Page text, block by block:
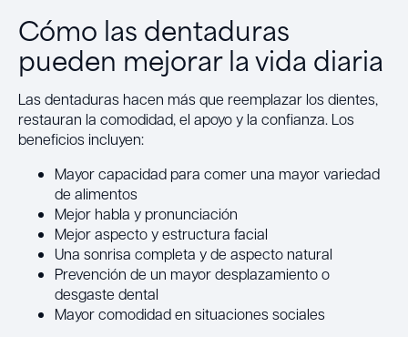
Cómo las dentaduras
pueden mejorar la vida diaria
Las dentaduras hacen más que reemplazar los dientes,
restauran la comodidad, el apoyo y la confianza. Los
beneficios incluyen:
Mayor capacidad para comer una mayor variedad
de alimentos
Mejor habla y pronunciación
Mejor aspecto y estructura facial
Una sonrisa completa y de aspecto natural
Prevención de un mayor desplazamiento o
desgaste dental
Mayor comodidad en situaciones sociales